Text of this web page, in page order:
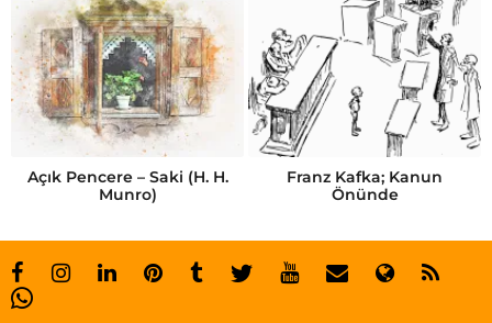
u
k
u
m
e
e
l
Açık Pencere – Saki (H. H.
Munro)
Franz Kafka; Kanun
Önünde